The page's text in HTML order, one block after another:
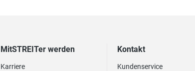
MitSTREITer werden
Karriere
Kontakt
Kundenservice